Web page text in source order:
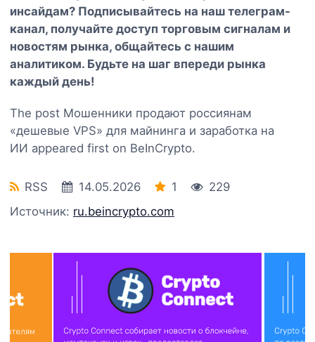
инсайдам? Подписывайтесь на наш телеграм-
канал, получайте доступ торговым сигналам и
новостям рынка, общайтесь с нашим
аналитиком. Будьте на шаг впереди рынка
каждый день!
The post Мошенники продают россиянам
«дешевые VPS» для майнинга и заработка на
ИИ appeared first on BeInCrypto.
RSS 14.05.2026 1
229
Источник: ru.beincrypto.com